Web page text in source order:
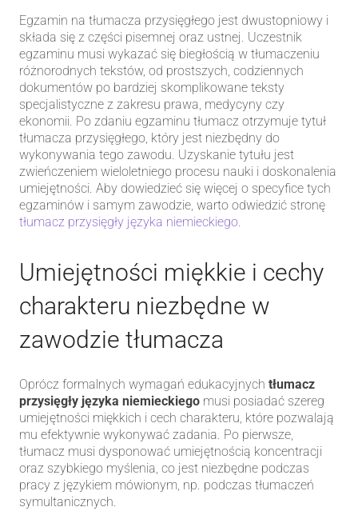
Egzamin na tłumacza przysięgłego jest dwustopniowy i
składa się z części pisemnej oraz ustnej. Uczestnik
egzaminu musi wykazać się biegłością w tłumaczeniu
różnorodnych tekstów, od prostszych, codziennych
dokumentów po bardziej skomplikowane teksty
specjalistyczne z zakresu prawa, medycyny czy
ekonomii. Po zdaniu egzaminu tłumacz otrzymuje tytuł
tłumacza przysięgłego, który jest niezbędny do
wykonywania tego zawodu. Uzyskanie tytułu jest
zwieńczeniem wieloletniego procesu nauki i doskonalenia
umiejętności. Aby dowiedzieć się więcej o specyfice tych
egzaminów i samym zawodzie, warto odwiedzić stronę
tłumacz przysięgły języka niemieckiego.
Umiejętności miękkie i cechy
charakteru niezbędne w
zawodzie tłumacza
Oprócz formalnych wymagań edukacyjnych tłumacz
przysięgły języka niemieckiego musi posiadać szereg
umiejętności miękkich i cech charakteru, które pozwalają
mu efektywnie wykonywać zadania. Po pierwsze,
tłumacz musi dysponować umiejętnością koncentracji
oraz szybkiego myślenia, co jest niezbędne podczas
pracy z językiem mówionym, np. podczas tłumaczeń
symultanicznych.